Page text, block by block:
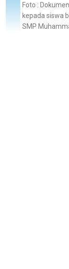
Foto :
kepada siswa
SMP